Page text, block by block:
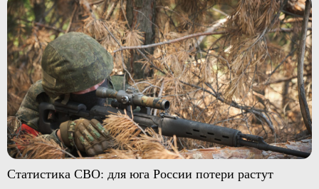
Статистика СВО: для юга России потери растут